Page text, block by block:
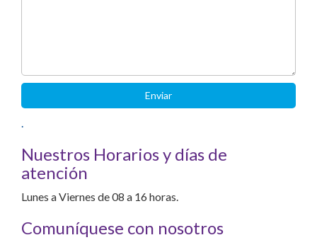
.
Nuestros Horarios y días de
atención
Lunes a Viernes de 08 a 16 horas.
Comuníquese con nosotros